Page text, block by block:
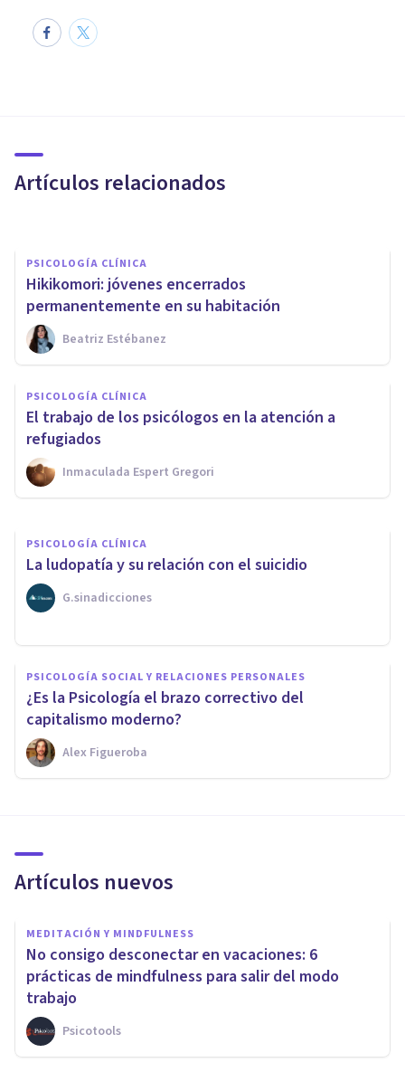
Artículos relacionados
en los hijos, según estudio
PSICOLOGÍA CLÍNICA
Hikikomori: jóvenes encerrados
permanentemente en su habitación
Beatriz Estébanez
PSICOLOGÍA CLÍNICA
El trabajo de los psicólogos en la atención a
refugiados
Inmaculada Espert Gregori
Cómo afrontar el duelo por
suicidio
Laura Ibáñez
PSICOLOGÍA CLÍNICA
La ludopatía y su relación con el suicidio
G.sinadicciones
PSICOLOGÍA SOCIAL Y RELACIONES PERSONALES
¿Es la Psicología el brazo correctivo del
capitalismo moderno?
Alex Figueroba
Artículos nuevos
MEDITACIÓN Y MINDFULNESS
No consigo desconectar en vacaciones: 6
prácticas de mindfulness para salir del modo
trabajo
Psicotools